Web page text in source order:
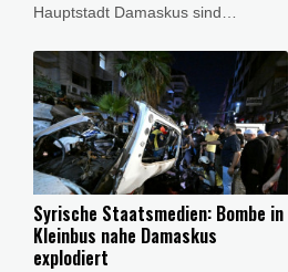
Hauptstadt Damaskus sind
worden. 13 weitere Menschen seien
bei der Explosion in Dscharamana
verletzt worden, berichtete die
amtliche Nachrichtenagentur Sana
am Donnerstagabend unter
Berufung auf das
Gesundheitsministerium. In der
Gegend leben vor allem Drusen und
Christen.
Syrische Staatsmedien: Bombe in
Kleinbus nahe Damaskus
explodiert